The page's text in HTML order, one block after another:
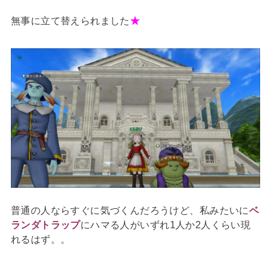
無事に立て替えられました★
普通の人ならすぐに気づくんだろうけど、私みたいにベ
ランダトラップにハマる人がいずれ1人か2人くらい現
れるはず。。